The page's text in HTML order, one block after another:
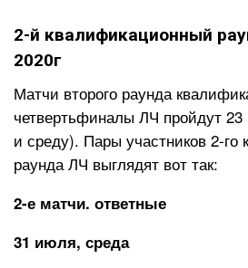
2-й квалификационный
2020г
Матчи второго раунда
четвертьфиналы ЛЧ пройдут
и среду). Пары участников 2-го
раунда ЛЧ выглядят вот так:
2-е матчи. ответные
31 июля, среда